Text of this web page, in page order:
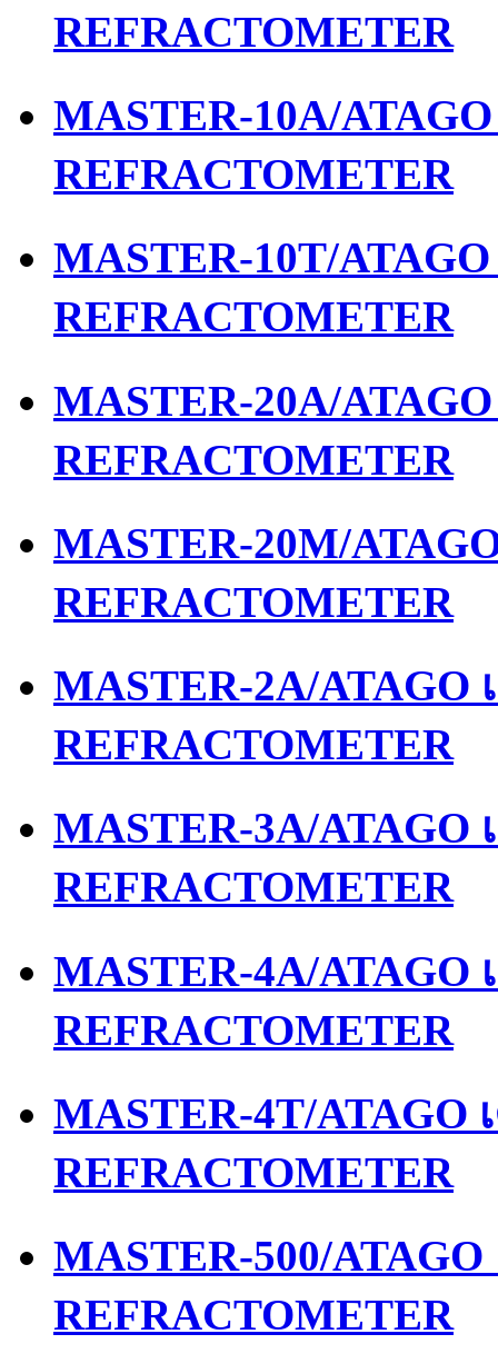
REFRACTOMETER
MASTER-10A/
REFRACTOMETER
MASTER-10T/
REFRACTOMETER
MASTER-20A/
REFRACTOMETER
MASTER-20M/
REFRACTOMETER
MASTER-2A/ATAGO
REFRACTOMETER
MASTER-3A/ATAGO
REFRACTOMETER
MASTER-4A/ATAGO
REFRACTOMETER
MASTER-4T/ATAGO
REFRACTOMETER
MASTER-500/
REFRACTOMETER